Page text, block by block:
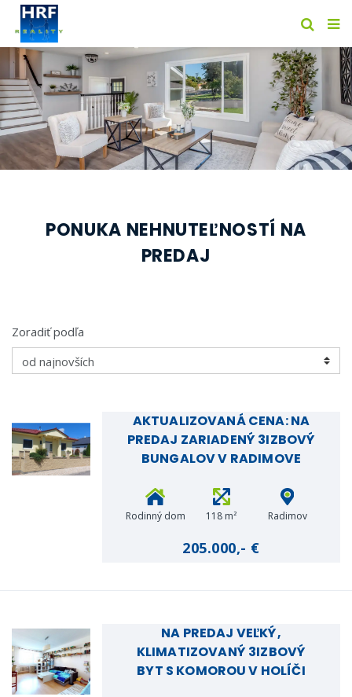
PONUKA NEHNUTEĽNOSTÍ NA
PREDAJ
Zoradiť podľa
AKTUALIZOVANÁ CENA: NA
PREDAJ ZARIADENÝ 3IZBOVÝ
BUNGALOV V RADIMOVE
Rodinný dom 118 m² Radimov
205.000,- €
NA PREDAJ VEĽKÝ,
KLIMATIZOVANÝ 3IZBOVÝ
BYT S KOMOROU V HOLÍČI